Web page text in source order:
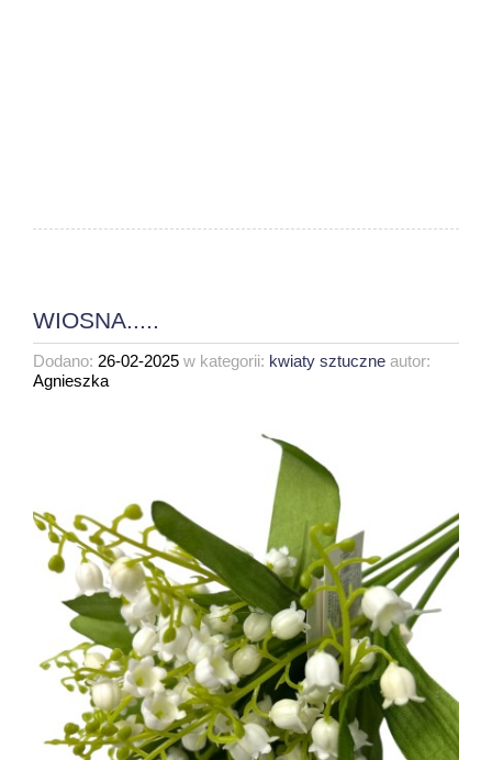
WIOSNA.....
Dodano: 26-02-2025 w kategorii: kwiaty sztuczne autor:
Agnieszka